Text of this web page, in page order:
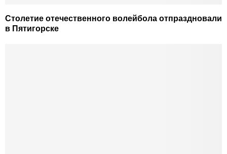
Столетие отечественного волейбола отпраздновали
в Пятигорске